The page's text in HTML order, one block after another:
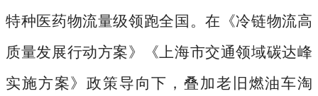
特种医药物流量级领跑全国。在《冷链物流高
质量发展行动方案》《上海市交通领域碳达峰
实施方案》政策导向下，叠加老旧燃油车淘